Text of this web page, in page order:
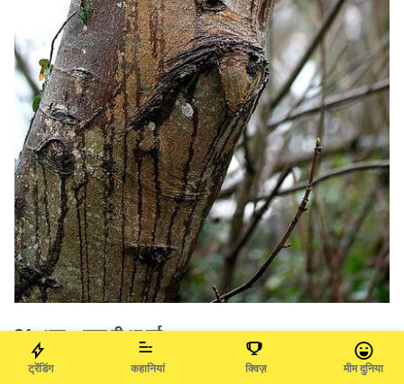
21. अमा… मज़ा ही आ गई
ट्रेंडिंग कहानियां क्विज़ मीम दुनिया